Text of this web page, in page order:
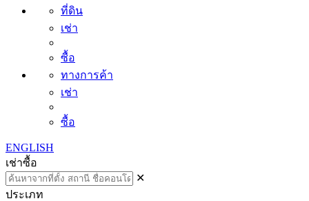
ที่ดิน
เช่า
ซื้อ
ทางการค้า
เช่า
ซื้อ
ENGLISH
เช่าซื้อ
✕
ประเภท